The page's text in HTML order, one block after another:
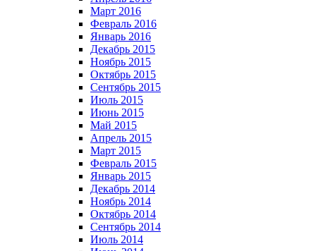
Март 2016
Февраль 2016
Январь 2016
Декабрь 2015
Ноябрь 2015
Октябрь 2015
Сентябрь 2015
Июль 2015
Июнь 2015
Май 2015
Апрель 2015
Март 2015
Февраль 2015
Январь 2015
Декабрь 2014
Ноябрь 2014
Октябрь 2014
Сентябрь 2014
Июль 2014